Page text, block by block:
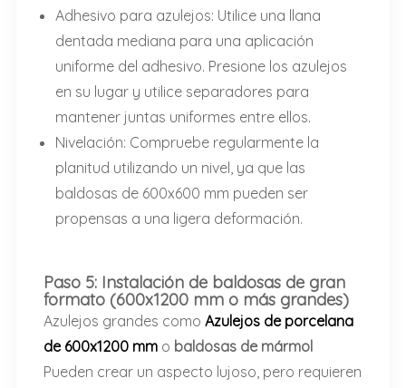
Adhesivo para azulejos: Utilice una llana
dentada mediana para una aplicación
uniforme del adhesivo. Presione los azulejos
en su lugar y utilice separadores para
mantener juntas uniformes entre ellos.
Nivelación: Compruebe regularmente la
planitud utilizando un nivel, ya que las
baldosas de 600x600 mm pueden ser
propensas a una ligera deformación.
Paso 5: Instalación de baldosas de gran
formato (600x1200 mm o más grandes)
Azulejos grandes como Azulejos de porcelana
de 600x1200 mmo baldosas de mármol
Pueden crear un aspecto lujoso, pero requieren